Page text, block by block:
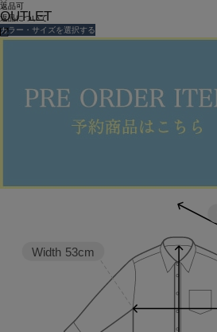
OUTLET
返品可
返品について
カラー・サイズを選択する
Crotch -2cm
Find out more on your body type
Width 53cm